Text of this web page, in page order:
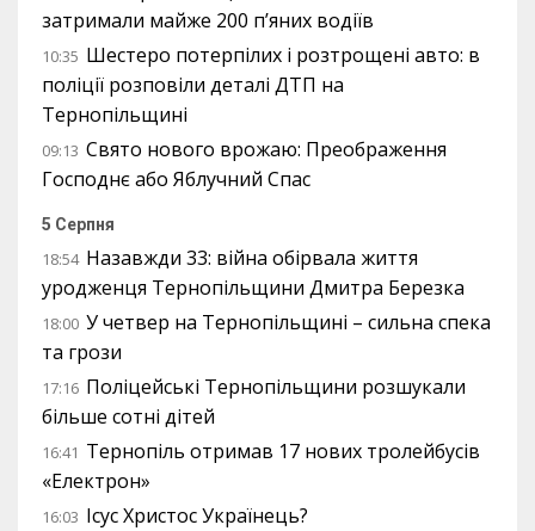
затримали майже 200 п’яних водіїв
10:35 Шестеро потерпілих і розтрощені авто: в
поліції розповіли деталі ДТП на
Тернопільщині
09:13 Свято нового врожаю: Преображення
Господнє або Яблучний Спас
5 Серпня
18:54 Назавжди 33: війна обірвала життя
уродженця Тернопільщини Дмитра Березка
18:00 У четвер на Тернопільщині – сильна спека
та грози
17:16 Поліцейські Тернопільщини розшукали
більше сотні дітей
16:41 Тернопіль отримав 17 нових тролейбусів
«Електрон»
16:03 Ісус Христос Українець?